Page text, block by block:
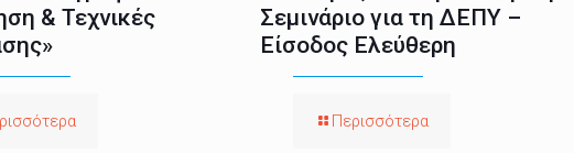
& Τεχνικές
Σεμινάριο για τη ΔΕΠΥ –
Είσοδος Ελεύθερη
Περισσότερα